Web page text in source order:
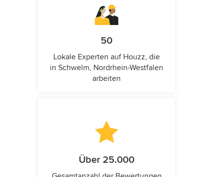
50
Lokale Experten auf Houzz, die
in Schwelm, Nordrhein-Westfalen
arbeiten
Über 25.000